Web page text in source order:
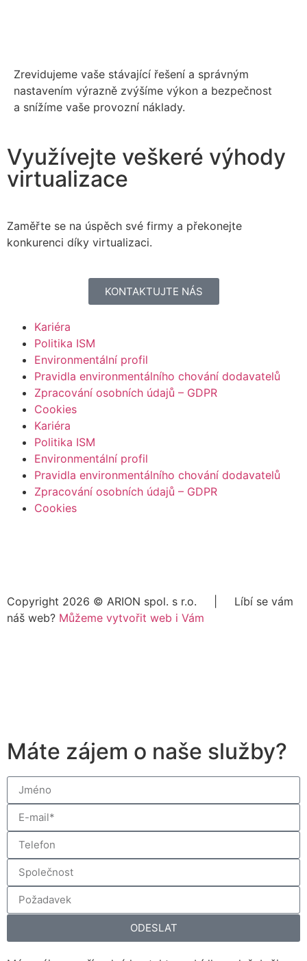
Zrevidujeme vaše stávající řešení a správným
nastavením výrazně zvýšíme výkon a bezpečnost
a snížíme vaše provozní náklady.
Využívejte veškeré výhody
virtualizace
Zaměřte se na úspěch své firmy a překonejte
konkurenci díky virtualizaci.
KONTAKTUJTE NÁS
Kariéra
Politika ISM
Environmentální profil
Pravidla environmentálního chování dodavatelů
Zpracování osobních údajů – GDPR
Cookies
Kariéra
Politika ISM
Environmentální profil
Pravidla environmentálního chování dodavatelů
Zpracování osobních údajů – GDPR
Cookies
Copyright 2026 © ARION spol. s r.o. | Líbí se vám
náš web? Můžeme vytvořit web i Vám
Máte zájem o naše služby?
ODESLAT